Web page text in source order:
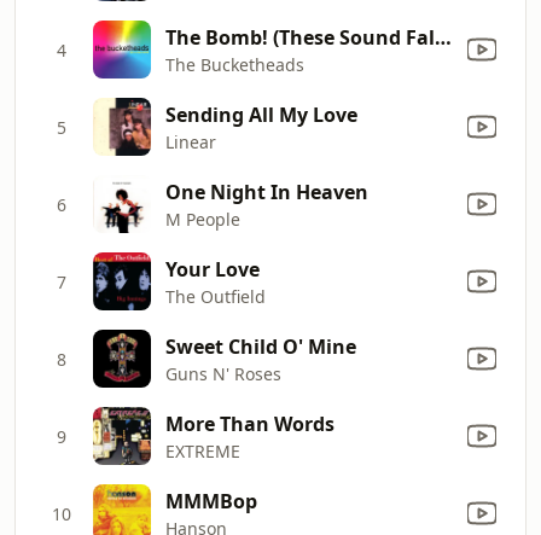
4 The Bomb! (These Sound Fall Into My Mind) [Radio Edit]
The Bucketheads
5 Sending All My Love
Linear
6 One Night In Heaven
M People
7 Your Love
The Outfield
8 Sweet Child O' Mine
Guns N' Roses
9 More Than Words
EXTREME
10 MMMBop
Hanson